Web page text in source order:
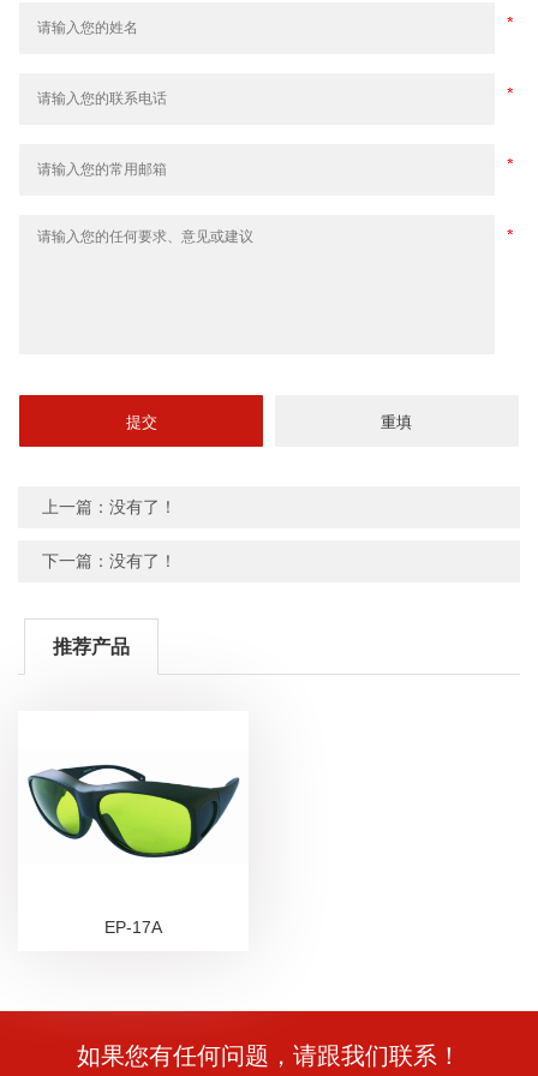
上一篇：没有了！
下一篇：没有了！
推荐产品
EP-17A
如果您有任何问题，请跟我们联系！